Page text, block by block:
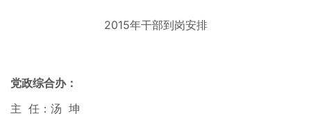
2015年干部到岗安排
党政综合办：
主 任：汤 坤